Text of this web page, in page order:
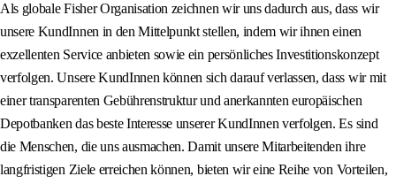
Als globale Fisher Organisation zeichnen wir uns dadurch aus, dass wir
unsere KundInnen in den Mittelpunkt stellen, indem wir ihnen einen
exzellenten Service anbieten sowie ein persönliches Investitionskonzept
verfolgen. Unsere KundInnen können sich darauf verlassen, dass wir mit
einer transparenten Gebührenstruktur und anerkannten europäischen
Depotbanken das beste Interesse unserer KundInnen verfolgen. Es sind
die Menschen, die uns ausmachen. Damit unsere Mitarbeitenden ihre
langfristigen Ziele erreichen können, bieten wir eine Reihe von Vorteilen,